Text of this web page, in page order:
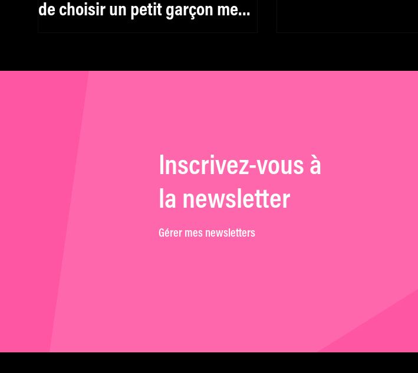
de choisir un petit garçon me
Inscrivez-vous à
la newsletter
Gérer mes newsletters